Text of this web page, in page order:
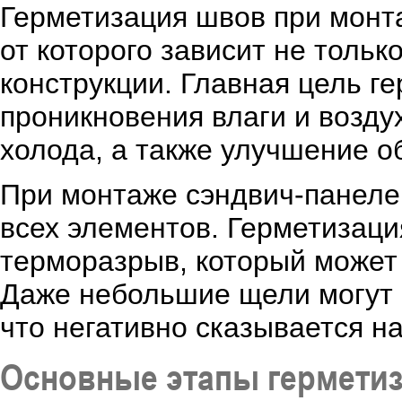
Герметизация швов при
от которого зависит не
конструкции. Главная цель
проникновения влаги и
холода, а также улучшение
При монтаже сэндвич-
всех элементов.
терморазрыв, который
Даже небольшие щели могут
что негативно сказывается
Основные этапы